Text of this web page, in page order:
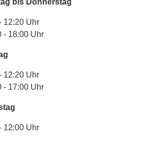
bis Donnerstag
12:20 Uhr
- 18:00 Uhr
12:20 Uhr
- 17:00 Uhr
12:00 Uhr